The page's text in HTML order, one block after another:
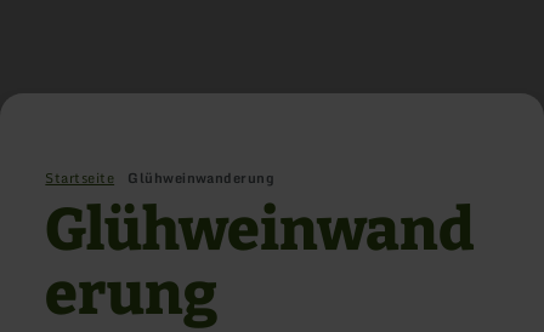
Startseite Glühweinwanderung
Glühweinwand
erung